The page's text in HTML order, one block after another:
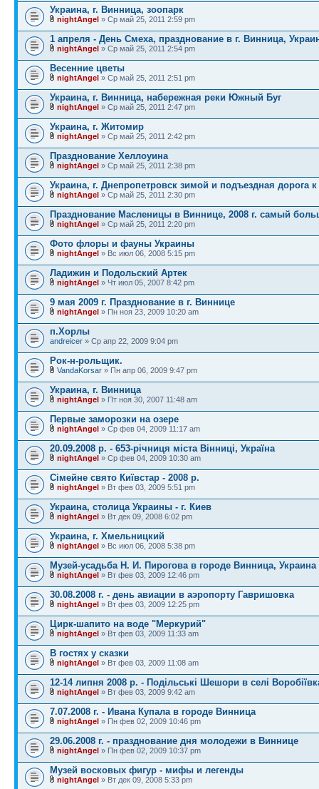
Украина, г. Винница, зоопарк
nightAngel » Ср май 25, 2011 2:59 pm
1 апреля - День Смеха, празднование в г. Винница,
nightAngel » Ср май 25, 2011 2:54 pm
Весенние цветы
nightAngel » Ср май 25, 2011 2:51 pm
Украина, г. Винница, набережная реки Южный Буг
nightAngel » Ср май 25, 2011 2:47 pm
Украина, г. Житомир
nightAngel » Ср май 25, 2011 2:42 pm
Празднование Хеллоуина
nightAngel » Ср май 25, 2011 2:38 pm
Украина, г. Днепропетровск зимой и подъездная дорога
nightAngel » Ср май 25, 2011 2:30 pm
Празднование Масленицы в Виннице, 2008 г. самый
nightAngel » Ср май 25, 2011 2:20 pm
Фото флоры и фауны Украины
nightAngel » Вс июл 06, 2008 5:15 pm
Ладижин и Подольский Артек
nightAngel » Чт июл 05, 2007 8:42 pm
9 мая 2009 г. Празднование в г. Виннице
nightAngel » Пн ноя 23, 2009 10:20 am
п.Хорлы
andreicer » Ср апр 22, 2009 9:04 pm
Рок-н-рольщик.
VandaKorsar » Пн апр 06, 2009 9:47 pm
Украина, г. Винница
nightAngel » Пт ноя 30, 2007 11:48 am
Первые заморозки на озере
nightAngel » Ср фев 04, 2009 11:17 am
20.09.2008 р. - 653-річниця міста Вінниці, Україна
nightAngel » Ср фев 04, 2009 10:30 am
Сімейне свято Київстар - 2008 р.
nightAngel » Вт фев 03, 2009 5:51 pm
Украина, столица Украины - г. Киев
nightAngel » Вт дек 09, 2008 6:02 pm
Украина, г. Хмельницкий
nightAngel » Вс июл 06, 2008 5:38 pm
Музей-усадьба Н. И. Пирогова в городе Винница, Украина
nightAngel » Вт фев 03, 2009 12:46 pm
30.08.2008 г. - день авиации в аэропорту Гавришовка
nightAngel » Вт фев 03, 2009 12:25 pm
Цирк-шапито на воде "Меркурий"
nightAngel » Вт фев 03, 2009 11:33 am
В гостях у сказки
nightAngel » Вт фев 03, 2009 11:08 am
12-14 липня 2008 р. - Подільські Шешори в селі
nightAngel » Вт фев 03, 2009 9:42 am
7.07.2008 г. - Ивана Купала в городе Винница
nightAngel » Пн фев 02, 2009 10:46 pm
29.06.2008 г. - празднование дня молодежи в Виннице
nightAngel » Пн фев 02, 2009 10:37 pm
Музей восковых фигур - мифы и легенды
nightAngel » Вт дек 09, 2008 5:33 pm